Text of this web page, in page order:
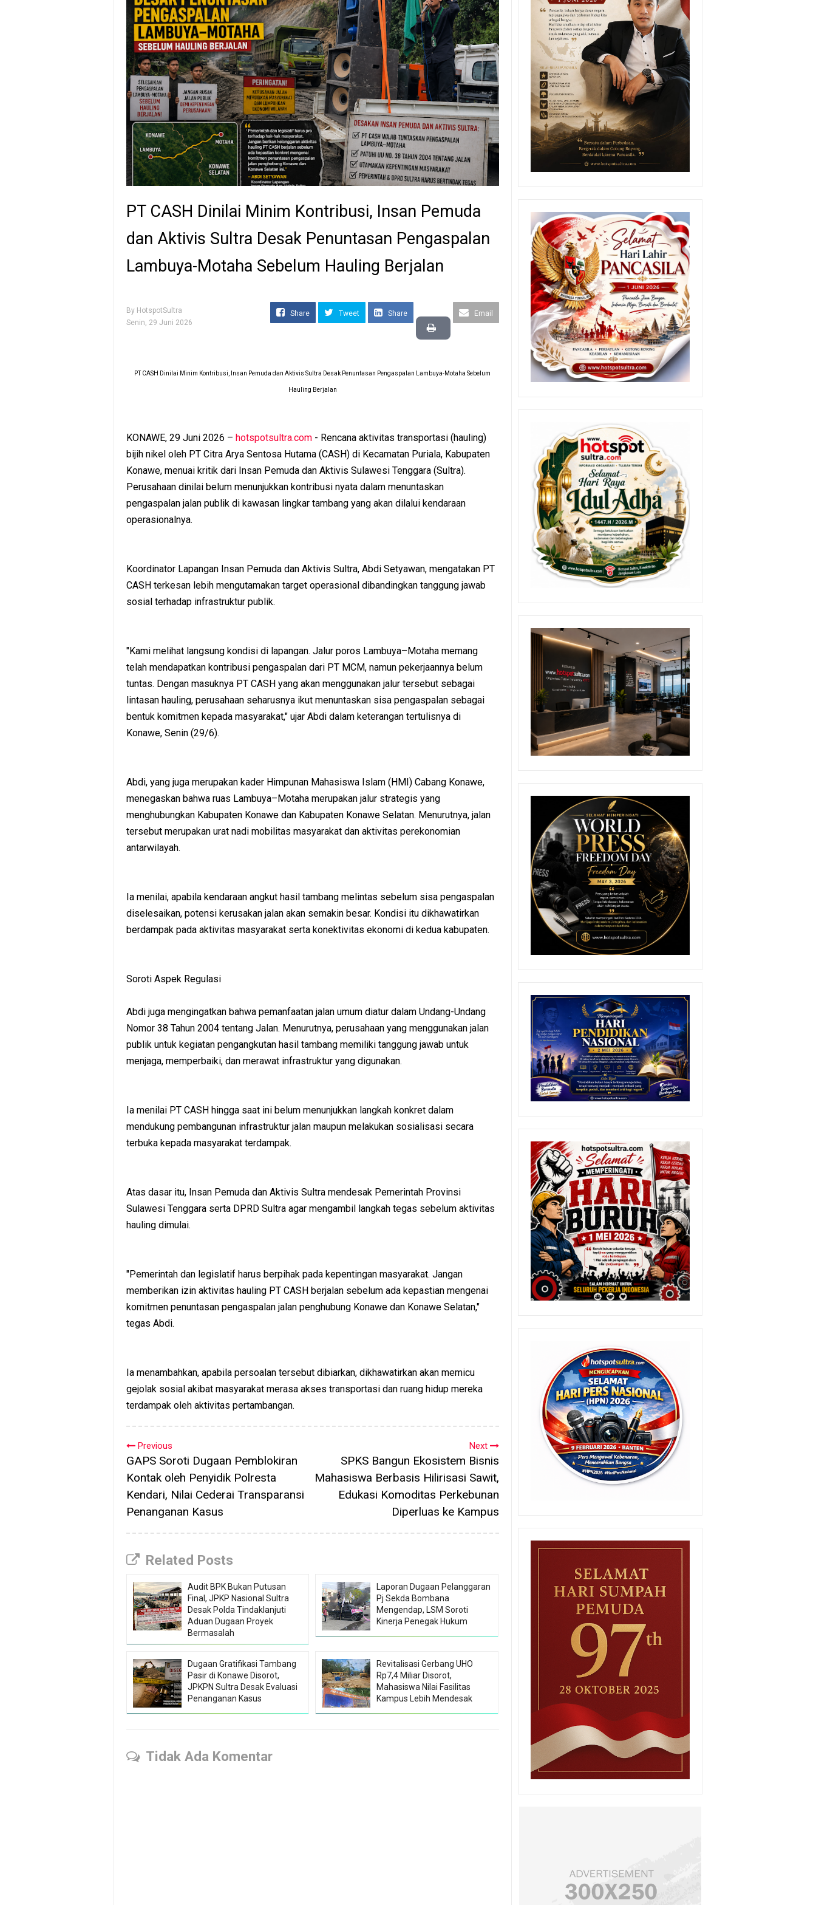
PT CASH Dinilai Minim Kontribusi, Insan Pemuda
dan Aktivis Sultra Desak Penuntasan Pengaspalan
Lambuya-Motaha Sebelum Hauling Berjalan
By HotspotSultra
Senin, 29 Juni 2026
Share Tweet Share Email
PT CASH Dinilai Minim Kontribusi, Insan Pemuda dan Aktivis Sultra Desak Penuntasan Pengaspalan Lambuya-Motaha Sebelum
Hauling Berjalan
KONAWE, 29 Juni 2026 – hotspotsultra.com - Rencana aktivitas transportasi (hauling)
bijih nikel oleh PT Citra Arya Sentosa Hutama (CASH) di Kecamatan Puriala, Kabupaten
Konawe, menuai kritik dari Insan Pemuda dan Aktivis Sulawesi Tenggara (Sultra).
Perusahaan dinilai belum menunjukkan kontribusi nyata dalam menuntaskan
pengaspalan jalan publik di kawasan lingkar tambang yang akan dilalui kendaraan
operasionalnya.
Koordinator Lapangan Insan Pemuda dan Aktivis Sultra, Abdi Setyawan, mengatakan PT
CASH terkesan lebih mengutamakan target operasional dibandingkan tanggung jawab
sosial terhadap infrastruktur publik.
"Kami melihat langsung kondisi di lapangan. Jalur poros Lambuya–Motaha memang
telah mendapatkan kontribusi pengaspalan dari PT MCM, namun pekerjaannya belum
tuntas. Dengan masuknya PT CASH yang akan menggunakan jalur tersebut sebagai
lintasan hauling, perusahaan seharusnya ikut menuntaskan sisa pengaspalan sebagai
bentuk komitmen kepada masyarakat," ujar Abdi dalam keterangan tertulisnya di
Konawe, Senin (29/6).
Abdi, yang juga merupakan kader Himpunan Mahasiswa Islam (HMI) Cabang Konawe,
menegaskan bahwa ruas Lambuya–Motaha merupakan jalur strategis yang
menghubungkan Kabupaten Konawe dan Kabupaten Konawe Selatan. Menurutnya, jalan
tersebut merupakan urat nadi mobilitas masyarakat dan aktivitas perekonomian
antarwilayah.
Ia menilai, apabila kendaraan angkut hasil tambang melintas sebelum sisa pengaspalan
diselesaikan, potensi kerusakan jalan akan semakin besar. Kondisi itu dikhawatirkan
berdampak pada aktivitas masyarakat serta konektivitas ekonomi di kedua kabupaten.
Soroti Aspek Regulasi
Abdi juga mengingatkan bahwa pemanfaatan jalan umum diatur dalam Undang-Undang
Nomor 38 Tahun 2004 tentang Jalan. Menurutnya, perusahaan yang menggunakan jalan
publik untuk kegiatan pengangkutan hasil tambang memiliki tanggung jawab untuk
menjaga, memperbaiki, dan merawat infrastruktur yang digunakan.
Ia menilai PT CASH hingga saat ini belum menunjukkan langkah konkret dalam
mendukung pembangunan infrastruktur jalan maupun melakukan sosialisasi secara
terbuka kepada masyarakat terdampak.
Atas dasar itu, Insan Pemuda dan Aktivis Sultra mendesak Pemerintah Provinsi
Sulawesi Tenggara serta DPRD Sultra agar mengambil langkah tegas sebelum aktivitas
hauling dimulai.
"Pemerintah dan legislatif harus berpihak pada kepentingan masyarakat. Jangan
memberikan izin aktivitas hauling PT CASH berjalan sebelum ada kepastian mengenai
komitmen penuntasan pengaspalan jalan penghubung Konawe dan Konawe Selatan,"
tegas Abdi.
Ia menambahkan, apabila persoalan tersebut dibiarkan, dikhawatirkan akan memicu
gejolak sosial akibat masyarakat merasa akses transportasi dan ruang hidup mereka
terdampak oleh aktivitas pertambangan.
Next
SPKS Bangun Ekosistem Bisnis
Mahasiswa Berbasis Hilirisasi Sawit,
Edukasi Komoditas Perkebunan
Diperluas ke Kampus
Previous
GAPS Soroti Dugaan Pemblokiran
Kontak oleh Penyidik Polresta
Kendari, Nilai Cederai Transparansi
Penanganan Kasus
Related Posts
Audit BPK Bukan Putusan
Final, JPKP Nasional Sultra
Desak Polda Tindaklanjuti
Aduan Dugaan Proyek
Bermasalah
Laporan Dugaan Pelanggaran
Pj Sekda Bombana
Mengendap, LSM Soroti
Kinerja Penegak Hukum
Dugaan Gratifikasi Tambang
Pasir di Konawe Disorot,
JPKPN Sultra Desak Evaluasi
Penanganan Kasus
Revitalisasi Gerbang UHO
Rp7,4 Miliar Disorot,
Mahasiswa Nilai Fasilitas
Kampus Lebih Mendesak
Tidak Ada Komentar